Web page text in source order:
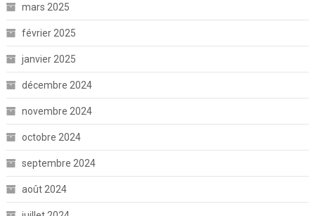
mars 2025
février 2025
janvier 2025
décembre 2024
novembre 2024
octobre 2024
septembre 2024
août 2024